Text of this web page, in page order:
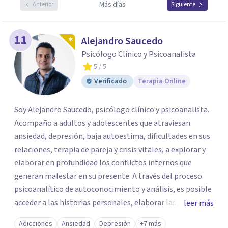
Anterior Más días Siguiente
11 Alejandro Saucedo
Psicólogo Clínico y Psicoanalista
5 / 5
Verificado
Terapia Online
Soy Alejandro Saucedo, psicólogo clínico y psicoanalista.
Acompaño a adultos y adolescentes que atraviesan
ansiedad, depresión, baja autoestima, dificultades en sus
relaciones, terapia de pareja y crisis vitales, a explorar y
elaborar en profundidad los conflictos internos que
generan malestar en su presente. A través del proceso
psicoanalítico de autoconocimiento y análisis, es posible
acceder a las historias personales, elaborar las
experiencias del pasado y resignificarlas, liberando su
leer más
Adicciones Ansiedad Depresión +7 más